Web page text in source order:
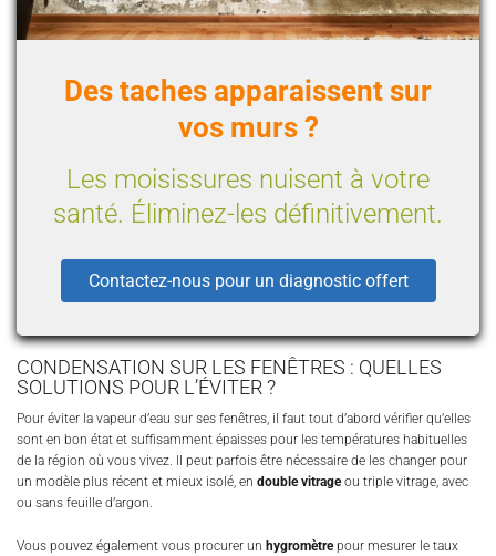
Des taches apparaissent sur
vos murs ?
Les moisissures nuisent à votre
santé. Éliminez-les définitivement.
Contactez-nous pour un diagnostic offert
CONDENSATION SUR LES FENÊTRES : QUELLES
SOLUTIONS POUR L’ÉVITER ?
Pour éviter la vapeur d’eau sur ses fenêtres, il faut tout d’abord vérifier qu’elles
sont en bon état et suffisamment épaisses pour les températures habituelles
de la région où vous vivez. Il peut parfois être nécessaire de les changer pour
un modèle plus récent et mieux isolé, en double vitrageou triple vitrage, avec
ou sans feuille d’argon.
Vous pouvez également vous procurer un hygromètrepour mesurer le taux